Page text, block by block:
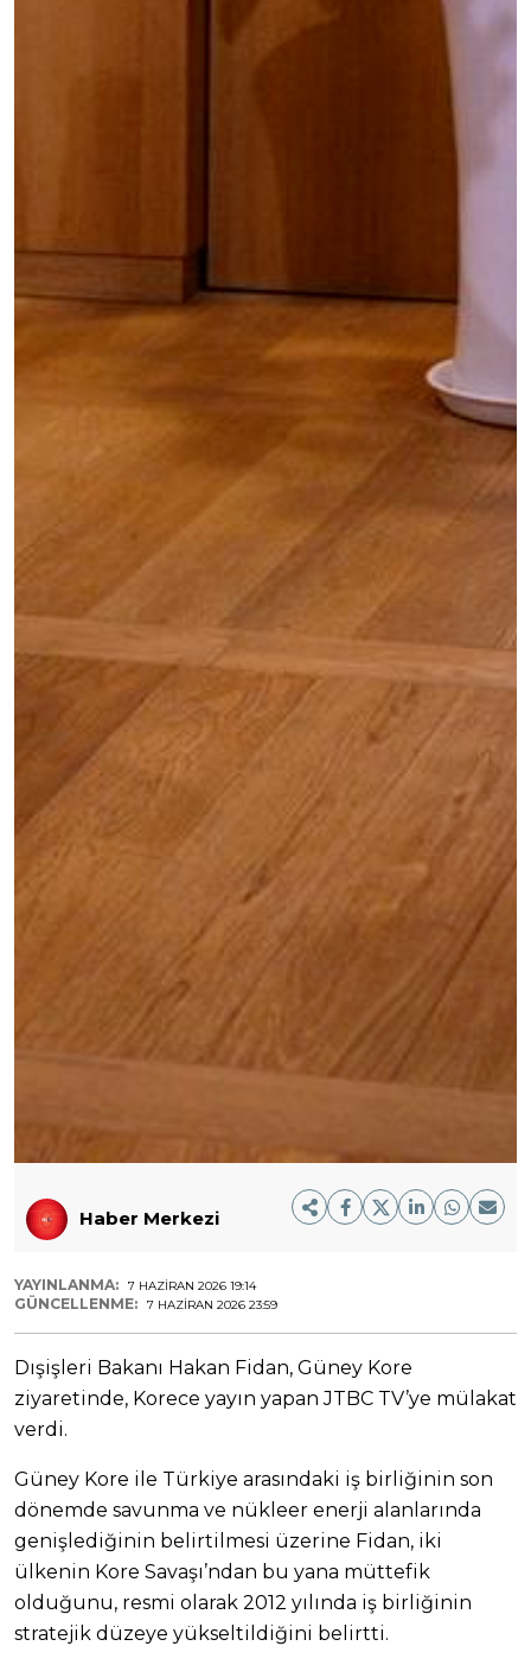
Haber Merkezi
YAYINLANMA: 7 HAZIRAN 2026 19:14
GÜNCELLENME: 7 HAZIRAN 2026 23:59
Dışişleri Bakanı Hakan Fidan, Güney Kore
ziyaretinde, Korece yayın yapan JTBC TV’ye mülakat
verdi.
Güney Kore ile Türkiye arasındaki iş birliğinin son
dönemde savunma ve nükleer enerji alanlarında
genişlediğinin belirtilmesi üzerine Fidan, iki
ülkenin Kore Savaşı’ndan bu yana müttefik
olduğunu, resmi olarak 2012 yılında iş birliğinin
stratejik düzeye yükseltildiğini belirtti.